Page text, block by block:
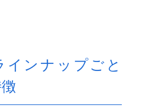
インナップごと